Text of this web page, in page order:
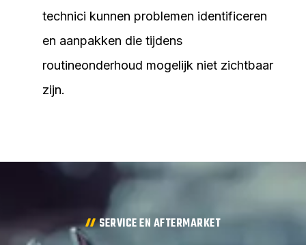
technici kunnen problemen identificeren
en aanpakken die tijdens
routineonderhoud mogelijk niet zichtbaar
zijn.
SERVICE EN AFTERMARKET